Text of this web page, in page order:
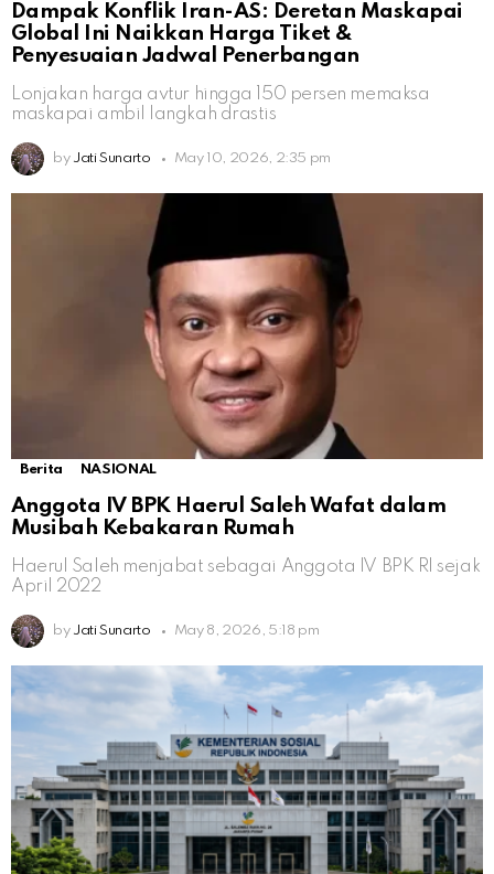
Dampak Konflik Iran-AS: Deretan Maskapai
Global Ini Naikkan Harga Tiket &
Penyesuaian Jadwal Penerbangan
Lonjakan harga avtur hingga 150 persen memaksa
maskapai ambil langkah drastis
by Jati Sunarto May 10, 2026, 2:35 pm
Berita NASIONAL
Anggota IV BPK Haerul Saleh Wafat dalam
Musibah Kebakaran Rumah
Haerul Saleh menjabat sebagai Anggota IV BPK RI sejak
April 2022
by Jati Sunarto May 8, 2026, 5:18 pm